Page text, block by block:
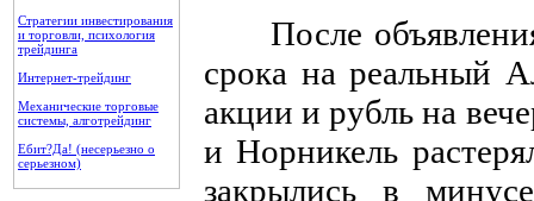
Стратегии инвестирования
и торговли, психология
трейдинга
Интернет-трейдинг
Механические торговые
системы, алготрейдинг
Ебит?Да! (несерьезно о
серьезном)
После объявления
срока на реальный
акции и рубль на
и Норникель
закрылись в